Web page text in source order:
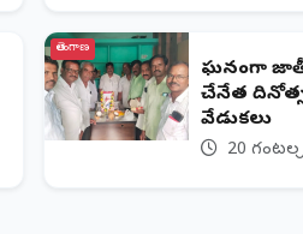
తెలంగాణ
ఘనంగా
చేనేత
వేడుకలు
20 గంటల